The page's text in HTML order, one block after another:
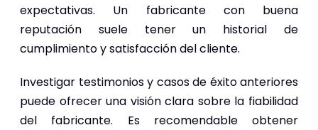
expectativas. Un fabricante con buena
reputación suele tener un historial de
cumplimiento y satisfacción del cliente.
Investigar testimonios y casos de éxito anteriores
puede ofrecer una visión clara sobre la fiabilidad
del fabricante. Es recomendable obtener